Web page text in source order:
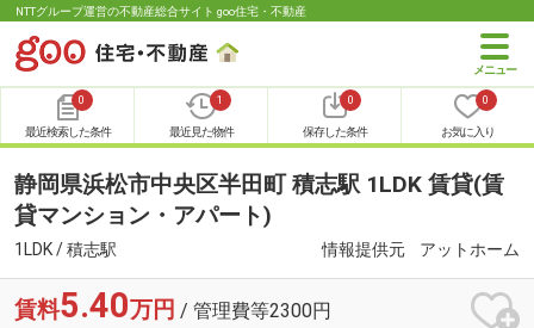
NTTグループ運営の不動産総合サイト goo住宅・不動産
0
最近検索した条件
1
最近見た物件
0
保存した条件
0
お気に入り
静岡県浜松市中央区半田町 積志駅 1LDK 賃貸(賃
貸マンション・アパート)
1LDK / 積志駅 情報提供元 アットホーム
賃料5.40万円 / 管理費等2300円